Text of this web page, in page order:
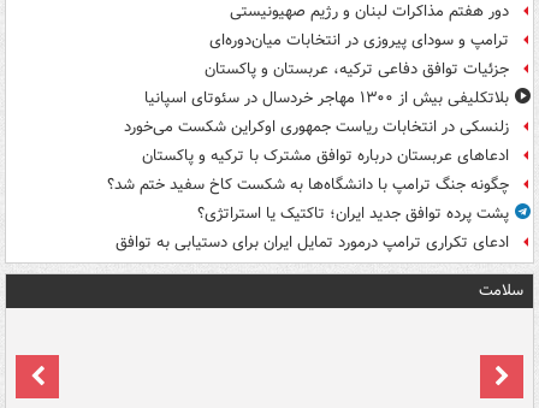
دور هفتم مذاکرات لبنان و رژیم صهیونیستی
ترامپ و سودای پیروزی در انتخابات میان‌دوره‌ای
جزئیات توافق دفاعی ترکیه، عربستان و پاکستان
بلاتکلیفی بیش از ۱۳۰۰ مهاجر خردسال در سئوتای اسپانیا
زلنسکی در انتخابات ریاست جمهوری اوکراین شکست می‌خورد
ادعاهای عربستان درباره توافق مشترک با ترکیه و پاکستان
چگونه جنگ ترامپ با دانشگاه‌ها به شکست کاخ سفید ختم شد؟
پشت پرده توافق جدید ایران؛ تاکتیک یا استراتژی؟
ادعای تکراری ترامپ درمورد تمایل ایران برای دستیابی به توافق
سلامت